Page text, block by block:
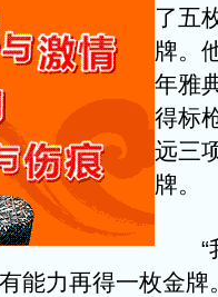
了五
牌。
年雅
得标
远三
牌。
“我
能力再得一枚金牌